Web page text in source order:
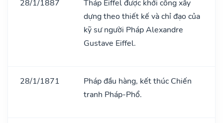
28/1/1887
Tháp Eiffel được khởi công xây
dựng theo thiết kế và chỉ đạo của
kỹ sư người Pháp Alexandre
Gustave Eiffel.
28/1/1871
Pháp đầu hàng, kết thúc Chiến
tranh Pháp-Phổ.